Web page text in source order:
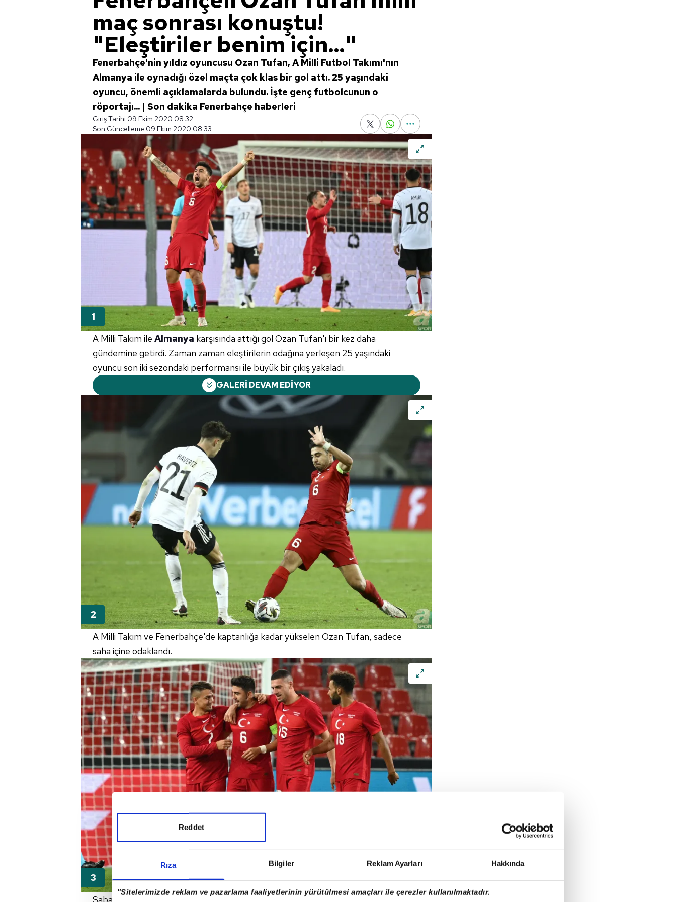
Rıza Bilgiler Reklam Ayarları Hakkında
"Sitelerimizde reklam ve pazarlama faaliyetlerinin yürütülmesi amaçları ile çerezler kullanılmaktadır.
Reddet
maç sonrası konuştu!
"Eleştiriler benim için..."
Fenerbahçe'nin yıldız oyuncusu Ozan Tufan, A Milli Futbol Takımı'nın
Almanya ile oynadığı özel maçta çok klas bir gol attı. 25 yaşındaki
oyuncu, önemli açıklamalarda bulundu. İşte genç futbolcunun o
röportajı... | Son dakika Fenerbahçe haberleri
Giriş Tarihi:09 Ekim 2020 08:32
Son Güncelleme:09 Ekim 2020 08:33
A Milli Takım ile Almanya karşısında attığı gol Ozan Tufan'ı bir kez daha
gündemine getirdi. Zaman zaman eleştirilerin odağına yerleşen 25 yaşındaki
oyuncu son iki sezondaki performansı ile büyük bir çıkış yakaladı.
GALERİ DEVAM EDİYOR
A Milli Takım ve Fenerbahçe'de kaptanlığa kadar yükselen Ozan Tufan, sadece
saha içine odaklandı.